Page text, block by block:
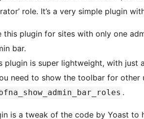
role. It’s a very simple plugin
this plugin for sites with only one
bar.
plugin is super lightweight, with just
need to show the toolbar for other
.
is a tweak of the code by Yoast to